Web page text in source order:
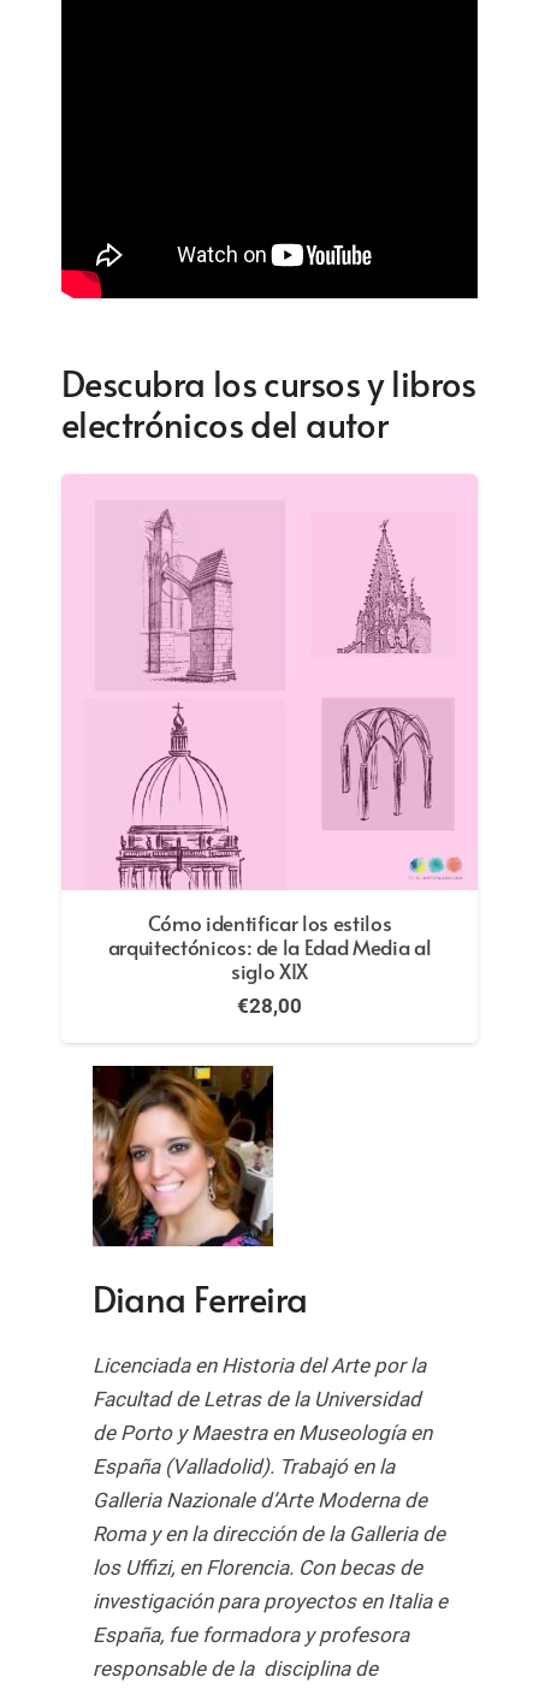
Descubra los cursos y libros
electrónicos del autor
Guía para la interpretación de obras
maestras del neoclasicismo y el
romanticismo
€28,00
Diana Ferreira
Licenciada en Historia del Arte por la
Facultad de Letras de la Universidad
de Porto y Maestra en Museología en
España (Valladolid). Trabajó en la
Galleria Nazionale d’Arte Moderna de
Roma y en la dirección de la Galleria de
los Uffizi, en Florencia. Con becas de
investigación para proyectos en Italia e
España, fue formadora y profesora
responsable de la disciplina de